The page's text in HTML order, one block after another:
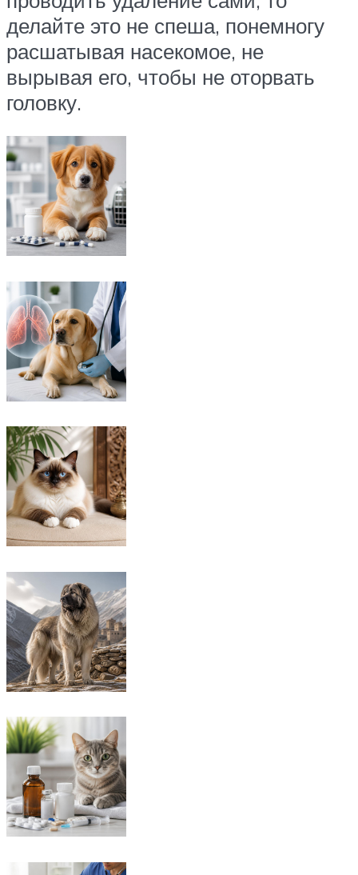
делайте это не спеша, понемногу
расшатывая насекомое, не
вырывая его, чтобы не оторвать
головку.